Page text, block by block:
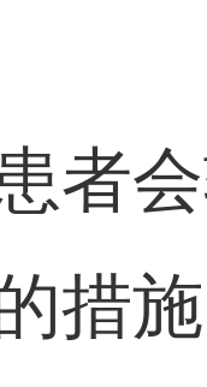
者
措